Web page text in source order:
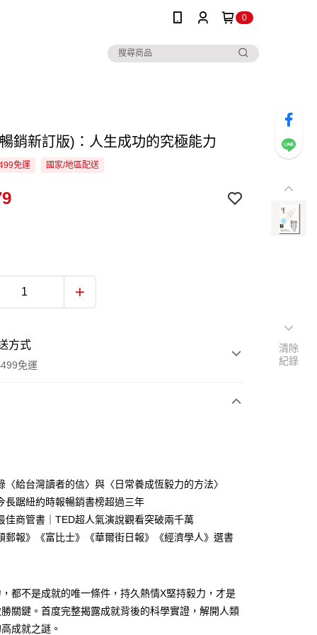
0
銷新訂版)：人生成功的究極能力
免運 國家/地區配送
方式
免運
款
〈給台灣讀者的信〉與〈日常養成恆毅力的方法〉
長踞紐約時報暢銷書榜超過三年
佳商管書｜TED超人氣演說觀看突破兩千萬
郵報》《富比士》《華爾街日報》《經濟學人》選書
都不是成就的唯一條件，持久熱情X堅持毅力，才是
關鍵。首度完整揭露成就背後的科學實證，解開人類
成就之謎。
清除
紀錄